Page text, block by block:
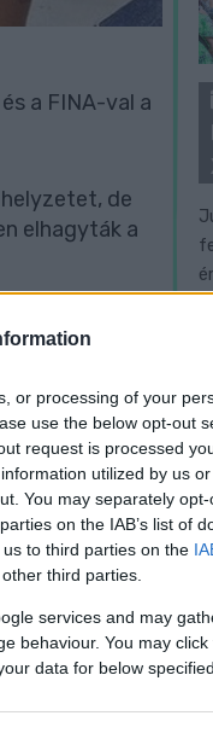
or processing of your
use the below opt-out
request is processed
utilized by us
You may separately
on the IAB’s list of
to third parties on the
third parties.
services and may
behaviour. You may
data for below
a FINA-val a
de
elhagyták a
csapaton
a
a csapat